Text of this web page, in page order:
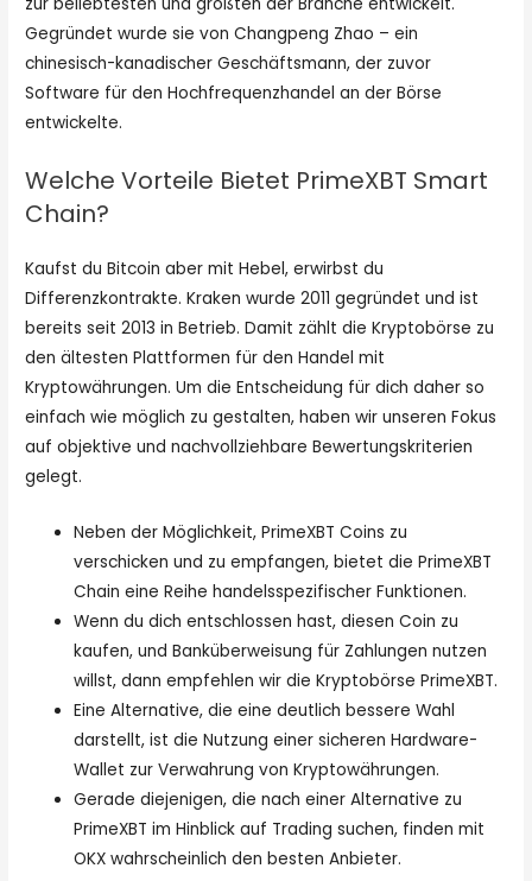
zur beliebtesten und größten der Branche entwickelt.
Gegründet wurde sie von Changpeng Zhao – ein
chinesisch-kanadischer Geschäftsmann, der zuvor
Software für den Hochfrequenzhandel an der Börse
entwickelte.
Welche Vorteile Bietet PrimeXBT Smart
Chain?
Kaufst du Bitcoin aber mit Hebel, erwirbst du
Differenzkontrakte. Kraken wurde 2011 gegründet und ist
bereits seit 2013 in Betrieb. Damit zählt die Kryptobörse zu
den ältesten Plattformen für den Handel mit
Kryptowährungen. Um die Entscheidung für dich daher so
einfach wie möglich zu gestalten, haben wir unseren Fokus
auf objektive und nachvollziehbare Bewertungskriterien
gelegt.
Neben der Möglichkeit, PrimeXBT Coins zu
verschicken und zu empfangen, bietet die PrimeXBT
Chain eine Reihe handelsspezifischer Funktionen.
Wenn du dich entschlossen hast, diesen Coin zu
kaufen, und Banküberweisung für Zahlungen nutzen
willst, dann empfehlen wir die Kryptobörse PrimeXBT.
Eine Alternative, die eine deutlich bessere Wahl
darstellt, ist die Nutzung einer sicheren Hardware-
Wallet zur Verwahrung von Kryptowährungen.
Gerade diejenigen, die nach einer Alternative zu
PrimeXBT im Hinblick auf Trading suchen, finden mit
OKX wahrscheinlich den besten Anbieter.